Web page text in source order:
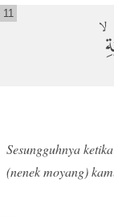
11
Sesungguhnya
(nenek moyang)